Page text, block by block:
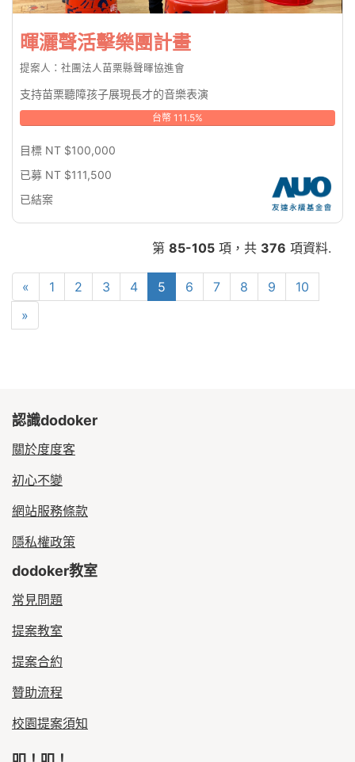
暉灑聲活擊樂團計畫
提案人：社團法人苗栗縣聲暉協進會
支持苗栗聽障孩子展現長才的音樂表演
台幣 111.5%
目標 NT $100,000
已募 NT $111,500
已結案
第 85-105 項，共 376 項資料.
« 1 2 3 4 5 6 7 8 9
10
»
認識dodoker
關於度度客
初心不變
網站服務條款
隱私權政策
dodoker教室
常見問題
提案教室
提案合約
贊助流程
校園提案須知